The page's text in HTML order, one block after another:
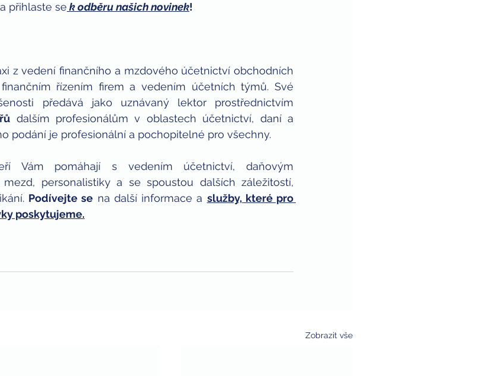
přihlaste se k odběru našich novinek!
z vedení finančního a mzdového účetnictví obchodních
řízením firem a vedením účetních týmů. Své
dalším profesionálům v oblastech účetnictví, daní a
podání je profesionální a pochopitelné pro všechny.
Vám pomáhají s vedením účetnictví, daňovým
mezd, personalistiky a se spoustou dalších záležitostí,
Podívejte se na další informace a služby, které pro
poskytujeme.
Zobrazit vše